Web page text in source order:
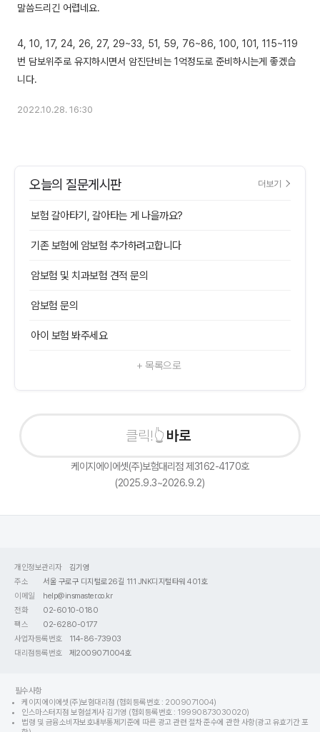
말씀드리긴 어렵네요.
4, 10, 17, 24, 26, 27, 29~33, 51, 59, 76~86, 100, 101, 115~119
번 담보위주로 유지하시면서 암진단비는 1억정도로 준비하시는게 좋겠습
2022.10.28. 16:30
오늘의 질문게시판 더보기
보험 갈아타기, 갈아타는 게 나을까요?
기존 보험에 암보험 추가하려고합니다
암보험 및 치과보험 견적 문의
암보험 문의
아이 보험 봐주세요
+ 목록으로
바로 상
케이지에이에셋(주)보험대리점 제3162-4170호
(2025.9.3~2026.9.2)
개인정보관리자
김기영
주소
서울 구로구 디지털로26길 111 JNK디지털타워 401호
이메일
help@insmaster.co.kr
전화
02-6010-0180
팩스
02-6280-0177
사업자등록번호
114-86-73903
대리점등록번호
제2009071004호
필수사항
케이지에이에셋(주)보험대리점 (협회등록번호 : 2009071004)
인스마스터지점 보험설계사 김기영 (협회등록번호 : 19990873030020)
법령 및 금융소비자보호내부통제기준에 따른 광고 관련 절차 준수에 관한 사항(광고 유효기간 포